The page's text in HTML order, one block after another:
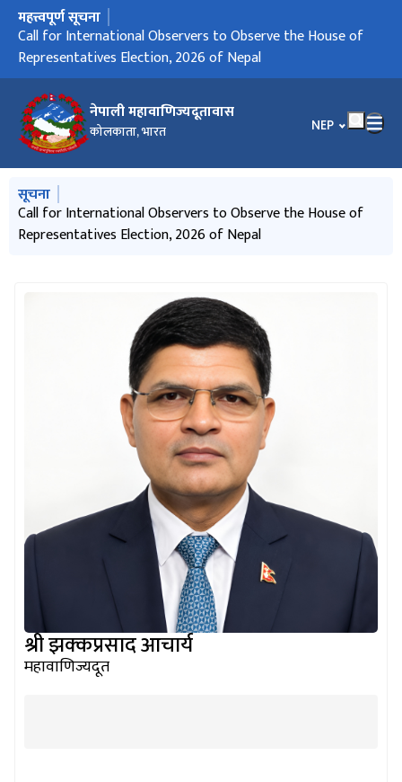
नेपाली महावाणिज्यदूतावास
कोलकाता, भारत भाषा चयन गर्नुहोस्
NEP
मुख्य नेभिगेसनमा जानुहोस्
महत्त्वपूर्ण सूचना
Call for International Observers to Observe the House of
Representatives Election, 2026 of Nepal
मुख्य नेभिगेसनमा जानुहोस्
सूचना
Call for International Observers to Observe the House of
Representatives Election, 2026 of Nepal
श्री झक्कप्रसाद आचार्य
महावाणिज्यदूत